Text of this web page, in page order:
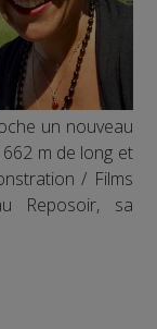
un nouveau
m de long et
/ Films
Reposoir, sa